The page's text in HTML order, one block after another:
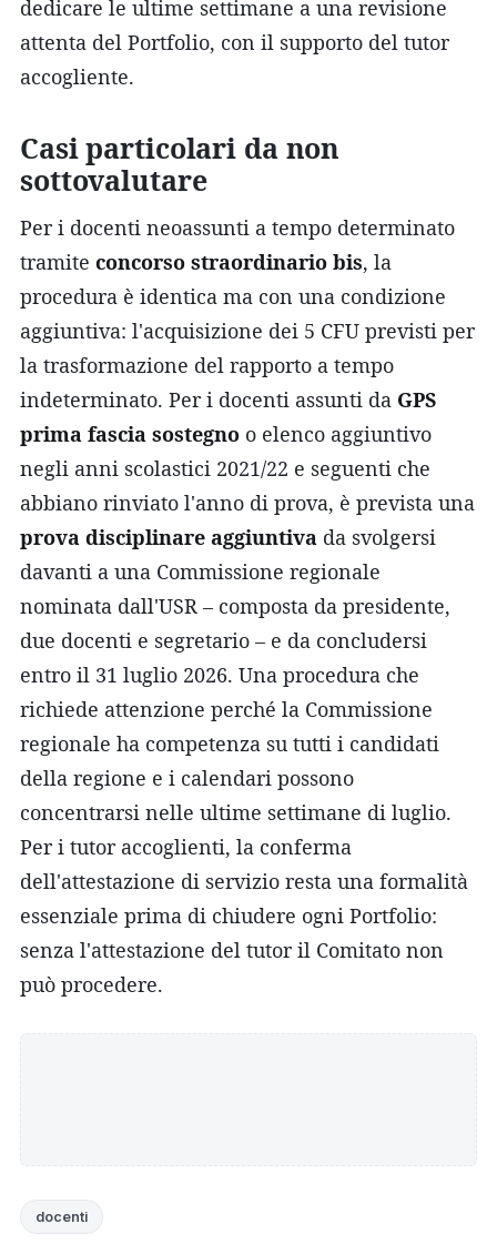
dedicare le ultime settimane a una revisione
attenta del Portfolio, con il supporto del tutor
accogliente.
Casi particolari da non
sottovalutare
Per i docenti neoassunti a tempo determinato
tramite concorso straordinario bis, la
procedura è identica ma con una condizione
aggiuntiva: l'acquisizione dei 5 CFU previsti per
la trasformazione del rapporto a tempo
indeterminato. Per i docenti assunti da GPS
prima fascia sostegno o elenco aggiuntivo
negli anni scolastici 2021/22 e seguenti che
abbiano rinviato l'anno di prova, è prevista una
prova disciplinare aggiuntiva da svolgersi
davanti a una Commissione regionale
nominata dall'USR – composta da presidente,
due docenti e segretario – e da concludersi
entro il 31 luglio 2026. Una procedura che
richiede attenzione perché la Commissione
regionale ha competenza su tutti i candidati
della regione e i calendari possono
concentrarsi nelle ultime settimane di luglio.
Per i tutor accoglienti, la conferma
dell'attestazione di servizio resta una formalità
essenziale prima di chiudere ogni Portfolio:
senza l'attestazione del tutor il Comitato non
può procedere.
docenti